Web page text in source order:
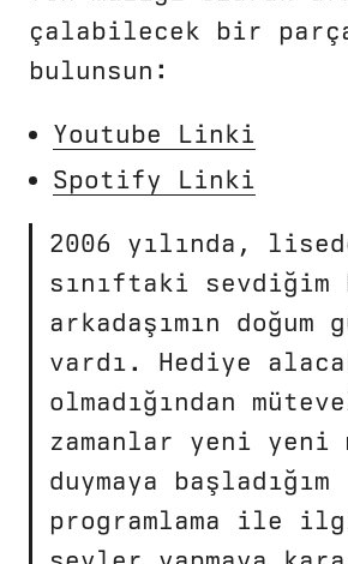
çalabilecek bir
bulunsun:
Youtube Linki
Spotify Linki
2006 yılında,
sınıftaki sevdiğim
arkadaşımın doğum
vardı. Hediye
olmadığından
zamanlar yeni yeni
duymaya başladığım
programlama ile